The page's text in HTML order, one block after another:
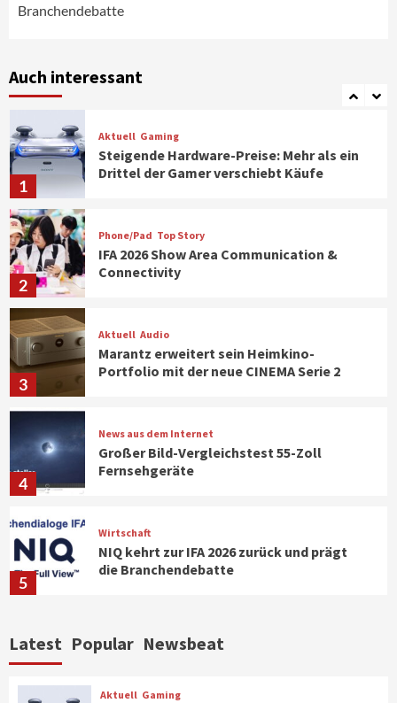
Branchendebatte
Auch interessant
7
Klimageräte und Ventilatoren
1
Aktuell Gaming
Steigende Hardware-Preise: Mehr als ein
Drittel der Gamer verschiebt Käufe
2
Phone/Pad Top Story
IFA 2026 Show Area Communication &
Connectivity
3
Aktuell Audio
Marantz erweitert sein Heimkino-
Portfolio mit der neue CINEMA Serie 2
4
News aus dem Internet
Großer Bild-Vergleichstest 55-Zoll
Fernsehgeräte
5
Wirtschaft
NIQ kehrt zur IFA 2026 zurück und prägt
die Branchendebatte
6
CHERRY baut Vertriebsteam in
Latest Popular Newsbeat
Aktuell Gaming